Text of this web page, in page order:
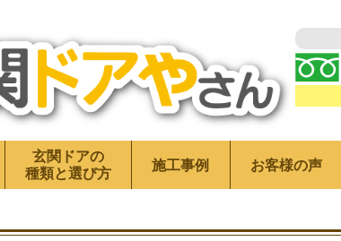
玄関ドアの
種類と選び方
施工事例 お客様の声